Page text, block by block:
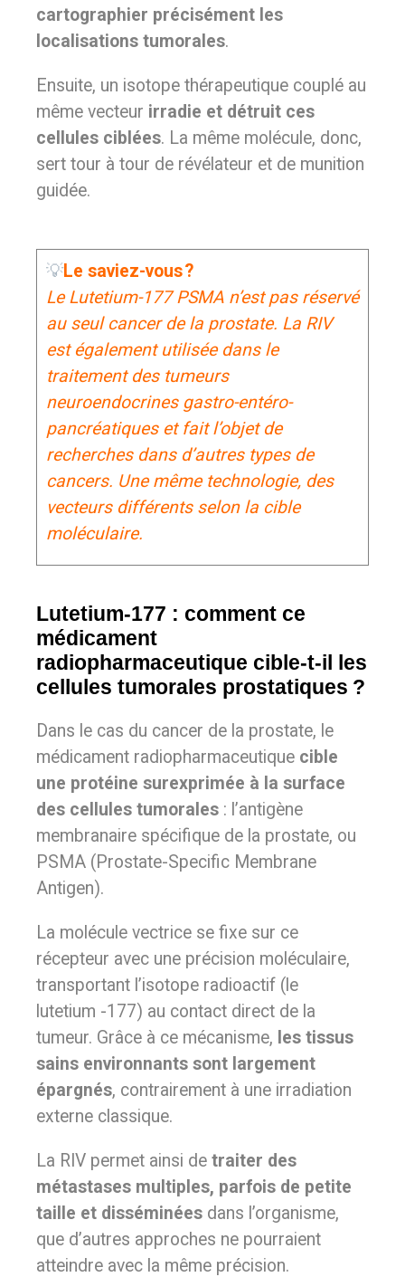
cartographier précisément les
localisations tumorales.
Ensuite, un isotope thérapeutique couplé au
même vecteur irradie et détruit ces
cellules ciblées. La même molécule, donc,
sert tour à tour de révélateur et de munition
guidée.
💡Le saviez-vous ?
Le Lutetium-177 PSMA n’est pas réservé
au seul cancer de la prostate. La RIV
est également utilisée dans le
traitement des tumeurs
neuroendocrines gastro-entéro-
pancréatiques et fait l’objet de
recherches dans d’autres types de
cancers. Une même technologie, des
vecteurs différents selon la cible
moléculaire.
Lutetium-177 : comment ce
médicament
radiopharmaceutique cible-t-il les
cellules tumorales prostatiques ?
Dans le cas du cancer de la prostate, le
médicament radiopharmaceutique cible
une protéine surexprimée à la surface
des cellules tumorales : l’antigène
membranaire spécifique de la prostate, ou
PSMA (Prostate-Specific Membrane
Antigen).
La molécule vectrice se fixe sur ce
récepteur avec une précision moléculaire,
transportant l’isotope radioactif (le
lutetium -177) au contact direct de la
tumeur. Grâce à ce mécanisme, les tissus
sains environnants sont largement
épargnés, contrairement à une irradiation
externe classique.
La RIV permet ainsi de traiter des
métastases multiples, parfois de petite
taille et disséminées dans l’organisme,
que d’autres approches ne pourraient
atteindre avec la même précision.